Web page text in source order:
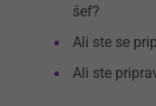
šef?
Ali ste se
Ali ste